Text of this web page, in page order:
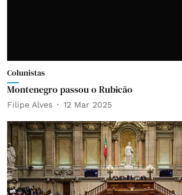
Colunistas
Montenegro passou o Rubicão
Filipe Alves 12 Mar 2025